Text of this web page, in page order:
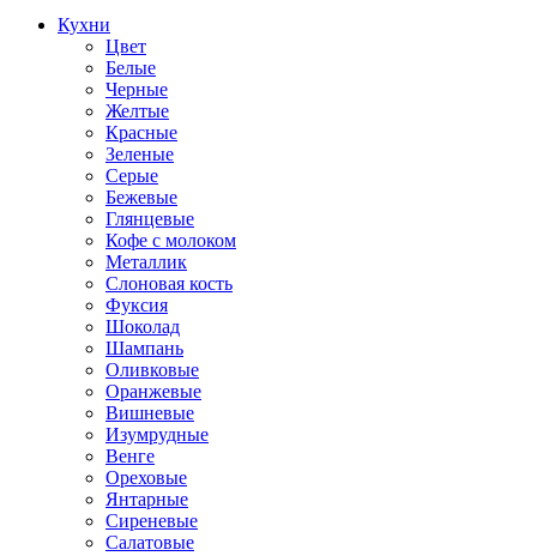
Кухни
Цвет
Белые
Черные
Желтые
Красные
Зеленые
Серые
Бежевые
Глянцевые
Кофе с молоком
Металлик
Слоновая кость
Фуксия
Шоколад
Шампань
Оливковые
Оранжевые
Вишневые
Изумрудные
Венге
Ореховые
Янтарные
Сиреневые
Салатовые